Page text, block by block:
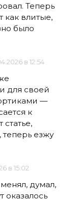
Теперь
как влитые,
было
в 12:54
для своей
—
к
езжу
в 15:02
думал,
оказалось